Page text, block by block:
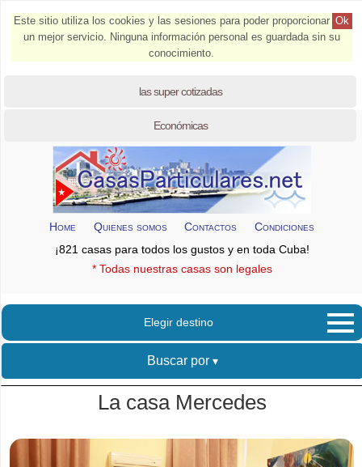
Ok
Este sitio utiliza los cookies y las sesiones para poder proporcionar
un mejor servicio. Ninguna información personal es guardada sin su
conocimiento.
las super cotizadas
Económicas
Home Quienes somos Contactos
Condiciones
¡821 casas para todos los gustos y en toda Cuba!
* Todas nuestras casas son legales
Elegir destino
Buscar por
La casa Mercedes